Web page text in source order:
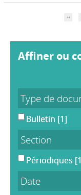
affiner ou
Type de
Bulletin [1]
Section
Périodiques
Date